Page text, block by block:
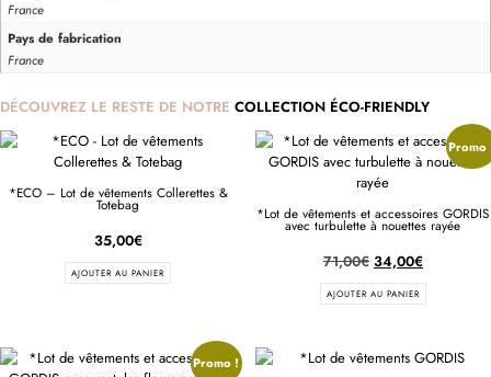
France
Pays de fabrication
France
DÉCOUVREZ LE RESTE DE NOTRE COLLECTION ÉCO-FRIENDLY
*ECO – Lot de vêtements Collerettes &
Totebag
35,00€
AJOUTER AU PANIER
Promo
*Lot de vêtements et accessoires GORDIS
avec turbulette à nouettes rayée
71,00€ 34,00€
AJOUTER AU PANIER
Promo !